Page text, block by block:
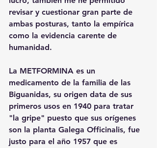
revisar y cuestionar gran parte de
ambas posturas, tanto la empírica
como la evidencia carente de
humanidad.
La METFORMINA es un
medicamento de la familia de las
Biguanidas, su origen data de sus
primeros usos en 1940 para tratar
"la gripe" puesto que sus orígenes
son la planta Galega Officinalis, fue
justo para el año 1957 que es